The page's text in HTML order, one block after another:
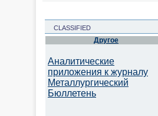
CLASSIFIED
Другое
Аналитические
приложения к журналу
Металлургический
Бюллетень